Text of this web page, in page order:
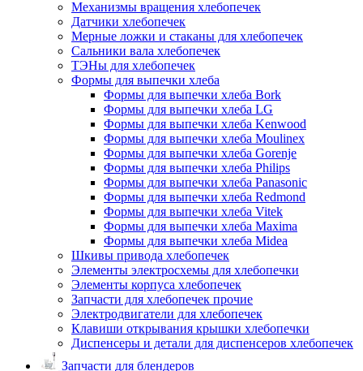
Механизмы вращения хлебопечек
Датчики хлебопечек
Мерные ложки и стаканы для хлебопечек
Сальники вала хлебопечек
ТЭНы для хлебопечек
Формы для выпечки хлеба
Формы для выпечки хлеба Bork
Формы для выпечки хлеба LG
Формы для выпечки хлеба Kenwood
Формы для выпечки хлеба Moulinex
Формы для выпечки хлеба Gorenje
Формы для выпечки хлеба Philips
Формы для выпечки хлеба Panasonic
Формы для выпечки хлеба Redmond
Формы для выпечки хлеба Vitek
Формы для выпечки хлеба Maxima
Формы для выпечки хлеба Midea
Шкивы привода хлебопечек
Элементы электросхемы для хлебопечки
Элементы корпуса хлебопечек
Запчасти для хлебопечек прочие
Электродвигатели для хлебопечек
Клавиши открывания крышки хлебопечки
Диспенсеры и детали для диспенсеров хлебопечек
Запчасти для блендеров